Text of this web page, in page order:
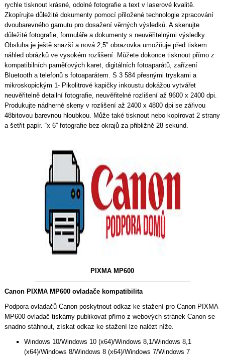
rychle tisknout krásné, odolné fotografie a text v laserové kvalitě.
Zkopírujte důležité dokumenty pomocí přiložené technologie zpracování
dvoubarevného gamutu pro dosažení věrných výsledků. A skenujte
důležité fotografie, formuláře a dokumenty s neuvěřitelnými výsledky.
Obsluha je ještě snazší a nová 2,5″ obrazovka umožňuje před tiskem
náhled obrázků ve vysokém rozlišení. Můžete dokonce tisknout přímo z
kompatibilních paměťových karet, digitálních fotoaparátů, zařízení
Bluetooth a telefonů s fotoaparátem. S 3 584 přesnými tryskami a
mikroskopickým 1- Pikolitrové kapičky inkoustu dokážou vytvářet
neuvěřitelně detailní fotografie, neuvěřitelné rozlišení až 9600 x 2400 dpi.
Produkujte nádherné skeny v rozlišení až 2400 x 4800 dpi se zářivou
48bitovou barevnou hloubkou. Může také tisknout nebo kopírovat 2 strany
a šetřit papír. “x 6” fotografie bez okrajů za přibližně 28 sekund.
PIXMA MP600
Canon PIXMA MP600 ovladače kompatibilita
Podpora ovladačů Canon poskytnout odkaz ke stažení pro Canon PIXMA
MP600 ovladač tiskárny publikovat přímo z webových stránek Canon se
snadno stáhnout, získat odkaz ke stažení lze nalézt níže.
Windows 10/Windows 10 (x64)/Windows 8,1/Windows 8,1
(x64)/Windows 8/Windows 8 (x64)/Windows 7/Windows 7